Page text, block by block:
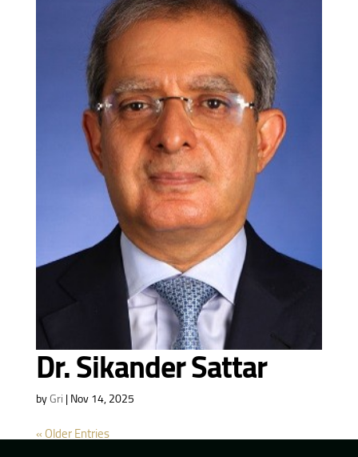
Dr. Sikander Sattar
byGri|Nov 14, 2025
« Older Entries